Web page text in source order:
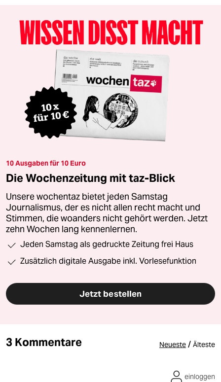
10 Ausgaben für 10 Euro
Die Wochenzeitung mit taz-Blick
Unsere wochentaz bietet jeden Samstag
Journalismus, der es nicht allen recht macht und
Stimmen, die woanders nicht gehört werden. Jetzt
zehn Wochen lang kennenlernen.
Jeden Samstag als gedruckte Zeitung frei Haus
Zusätzlich digitale Ausgabe inkl. Vorlesefunktion
Jetzt bestellen
3 Kommentare Neueste / Älteste
einloggen